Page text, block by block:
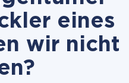
eines
wir nicht